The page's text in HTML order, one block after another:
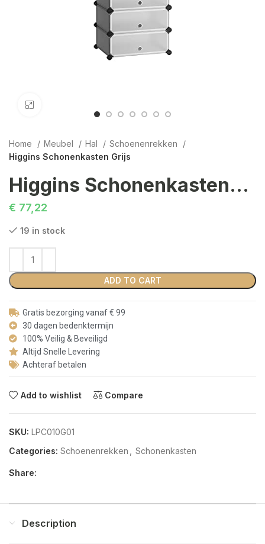
Home Meubel Hal
Schoenenrekken
Higgins Schonenkasten Grijs
Higgins Schonenkasten Grijs
€ 77,22
19 in stock
ADD TO CART
Gratis bezorging vanaf € 99
30 dagen bedenktermijn
100% Veilig & Beveiligd
Altijd Snelle Levering
Achteraf betalen
Add to wishlist Compare
SKU: LPC010G01
Categories: Schoenenrekken Schonenkasten
Share:
Description